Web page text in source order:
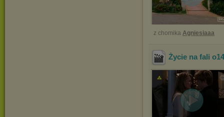
z chomika Agniesiaaa
Życie na fali